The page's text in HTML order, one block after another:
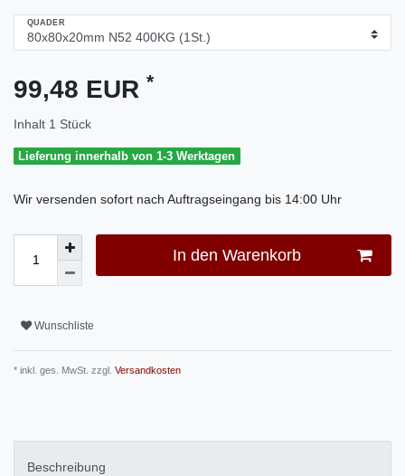
QUADER
99,48 EUR *
Inhalt 1 Stück
Lieferung innerhalb von 1-3 Werktagen
Wir versenden sofort nach Auftragseingang bis 14:00 Uhr
In den Warenkorb
Wunschliste
* inkl. ges. MwSt. zzgl. Versandkosten
Beschreibung